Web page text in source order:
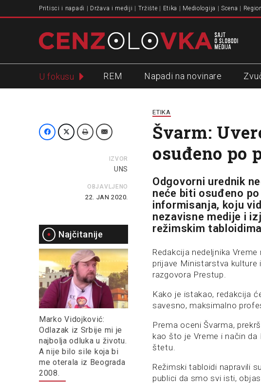
Pritisci i napadi Država i mediji Tržište Etika Mediologija Scena
U fokusu REM Napadi na novinare
IZVOR
UNS
OBJAVLJENO
22. JAN 2020.
Najčitanije
Marko Vidojković:
Odlazak iz Srbije mi je
najbolja odluka u životu.
A nije bilo sile koja bi
me oterala iz Beograda
2008.
ETIKA
Švarm:
osuđeno
Odgovorni urednik
neće biti osuđeno
informisanja, koju
nezavisne medije i
režimskim
Redakcija nedeljnika
prijave Ministarstva kulture
razgovora Prestup.
Kako je istakao, redakcija
savesno, maksimalno
Prema oceni Švarma,
kao što je Vreme i način
štetu.
Režimski tabloidi napravili
publici da smo svi isti,